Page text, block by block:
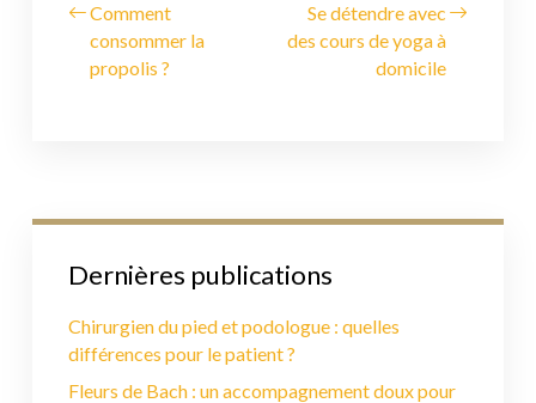
Comment
consommer la
propolis ?
Se détendre avec
des cours de yoga à
domicile
Dernières publications
Chirurgien du pied et podologue : quelles
différences pour le patient ?
Fleurs de Bach : un accompagnement doux pour